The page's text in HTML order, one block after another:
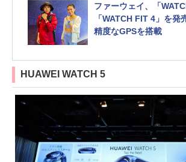
ファーウェイ、「
「WATCH FIT 4」を
精度なGPSを搭載
HUAWEI WATCH 5